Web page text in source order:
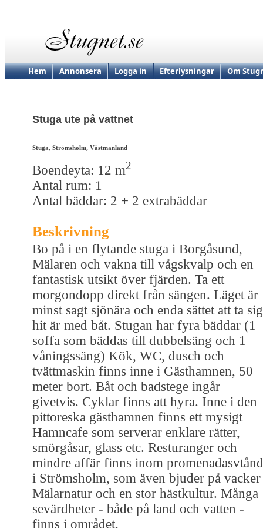
Hem Annonsera Logga in Efterlysningar Om
Stuga ute på vattnet
Stuga, Strömsholm, Västmanland
Boendeyta: 12 m2
Antal rum: 1
Antal bäddar: 2 + 2 extrabäddar
Beskrivning
Bo på i en flytande stuga i Borgåsund,
Mälaren och vakna till vågskvalp och en
fantastisk utsikt över fjärden. Ta ett
morgondopp direkt från sängen. Läget är
minst sagt sjönära och enda sättet att ta sig
hit är med båt. Stugan har fyra bäddar (1
soffa som bäddas till dubbelsäng och 1
våningssäng) Kök, WC, dusch och
tvättmaskin finns inne i Gästhamnen, 50
meter bort. Båt och badstege ingår
givetvis. Cyklar finns att hyra. Inne i den
pittoreska gästhamnen finns ett mysigt
Hamncafe som serverar enklare rätter,
smörgåsar, glass etc. Resturanger och
mindre affär finns inom promenadasvtånd
i Strömsholm, som även bjuder på vacker
Mälarnatur och en stor hästkultur. Många
sevärdheter - både på land och vatten -
finns i området.